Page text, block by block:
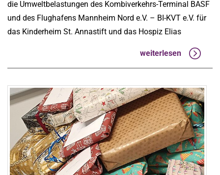
die Umweltbelastungen des Kombiverkehrs-Terminal BASF
und des Flughafens Mannheim Nord e.V. – BI-KVT e.V. für
das Kinderheim St. Annastift und das Hospiz Elias
weiterlesen